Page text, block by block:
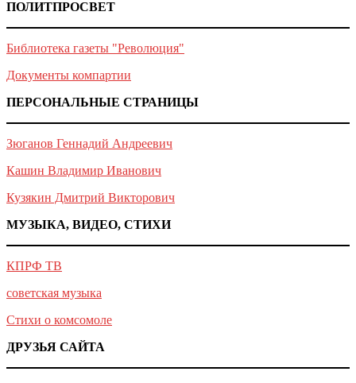
ПОЛИТПРОСВЕТ
Библиотека газеты "Революция"
Документы компартии
ПЕРСОНАЛЬНЫЕ СТРАНИЦЫ
Зюганов Геннадий Андреевич
Кашин Владимир Иванович
Кузякин Дмитрий Викторович
МУЗЫКА, ВИДЕО, СТИХИ
КПРФ ТВ
советская музыка
Стихи о комсомоле
ДРУЗЬЯ САЙТА